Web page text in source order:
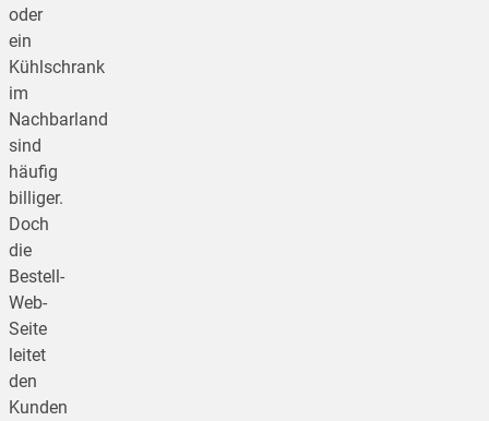
oder
ein
Kühlschrank
im
Nachbarland
sind
häufig
billiger.
Doch
die
Bestell-
Web-
Seite
leitet
den
Kunden